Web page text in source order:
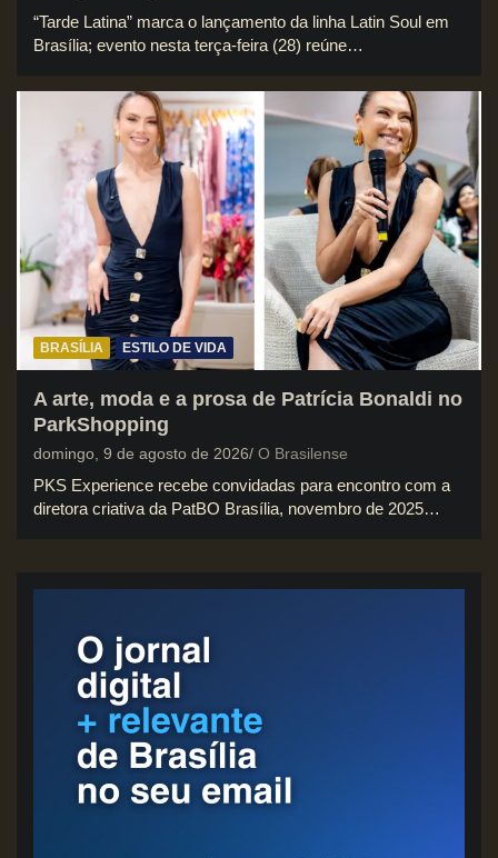
“Tarde Latina” marca o lançamento da linha Latin Soul em
Brasília; evento nesta terça-feira (28) reúne…
BRASÍLIA ESTILO DE VIDA
A arte, moda e a prosa de Patrícia Bonaldi no
ParkShopping
domingo, 9 de agosto de 2026 O Brasilense
PKS Experience recebe convidadas para encontro com a
diretora criativa da PatBO Brasília, novembro de 2025…